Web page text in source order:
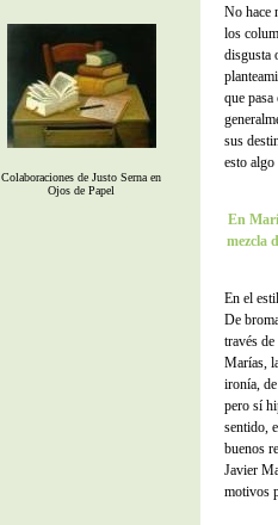
Colaboraciones de Justo Serna en
Ojos de Papel
No hace
los
disgusta
que
sus
esto
En
mezcla
En el
De
través
Marías,
ironía,
pero sí
sentido,
buenos
Javier
motivos